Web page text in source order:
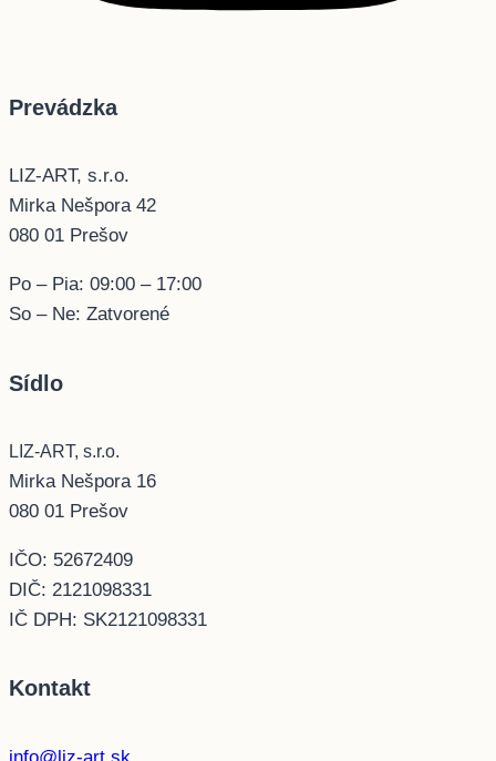
Prevádzka
LIZ-ART, s.r.o.
Mirka Nešpora 42
080 01 Prešov
Po – Pia: 09:00 – 17:00
So – Ne: Zatvorené
Sídlo
LIZ-ART, s.r.o.
Mirka Nešpora 16
080 01 Prešov
IČO: 52672409
DIČ: 2121098331
IČ DPH: SK2121098331
Kontakt